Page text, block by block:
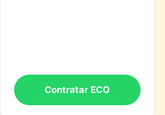
Contratar ECO